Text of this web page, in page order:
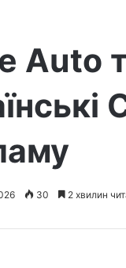
Auto
30 2 хвилин